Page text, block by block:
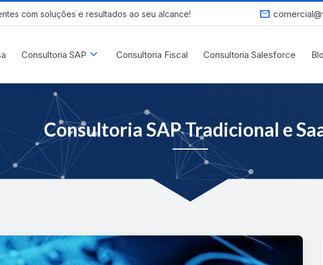
com soluções e resultados ao seu alcance! mail
Consultoria SAP expand_more Consultoria Fiscal Consultoria Salesforce
Consultoria SAP Tradicional e